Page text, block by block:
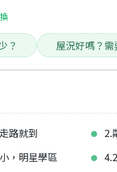
？ 屋況好嗎？需
路就到 2.
，明星學區